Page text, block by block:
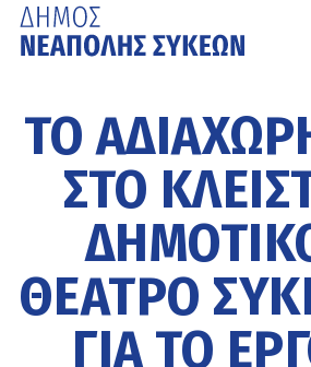
κυρίως
περιεχόμενο
ΤΟ
ΣΤΟ
ΘΈΑΤΡΟ
ΓΙΑ ΤΟ